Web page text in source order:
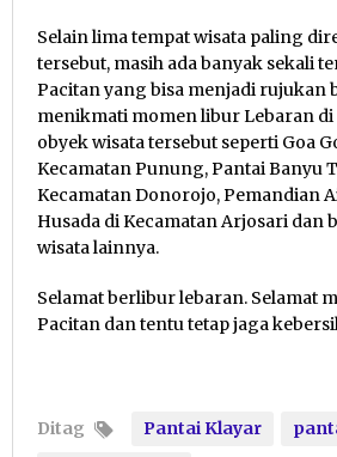
Selain lima tempat wisata paling
tersebut, masih ada banyak sekali
Pacitan yang bisa menjadi rujukan
menikmati momen libur Lebaran di
obyek wisata tersebut seperti Goa
Kecamatan Punung, Pantai Banyu
Kecamatan Donorojo, Pemandian
Husada di Kecamatan Arjosari dan
wisata lainnya.
Selamat berlibur lebaran. Selamat
Pacitan dan tentu tetap jaga
Ditag Pantai Klayar